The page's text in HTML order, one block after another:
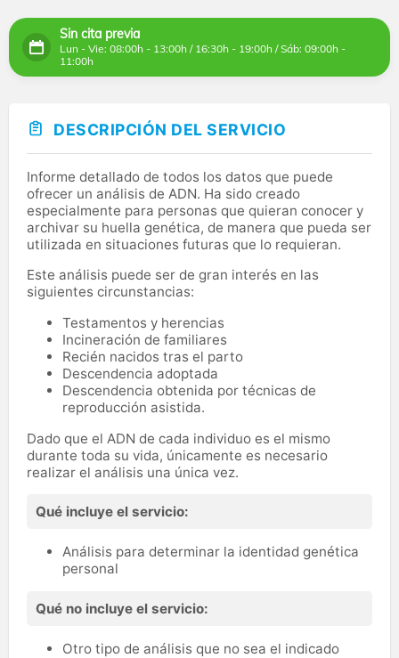
Sin cita previa
Lun - Vie: 08:00h - 13:00h / 16:30h - 19:00h / Sáb: 09:00h -
11:00h
DESCRIPCIÓN DEL SERVICIO
Informe detallado de todos los datos que puede
ofrecer un análisis de ADN. Ha sido creado
especialmente para personas que quieran conocer y
archivar su huella genética, de manera que pueda ser
utilizada en situaciones futuras que lo requieran.
Este análisis puede ser de gran interés en las
siguientes circunstancias:
Testamentos y herencias
Incineración de familiares
Recién nacidos tras el parto
Descendencia adoptada
Descendencia obtenida por técnicas de
reproducción asistida.
Dado que el ADN de cada individuo es el mismo
durante toda su vida, únicamente es necesario
realizar el análisis una única vez.
Qué incluye el servicio:
Análisis para determinar la identidad genética
personal
Qué no incluye el servicio:
Otro tipo de análisis que no sea el indicado